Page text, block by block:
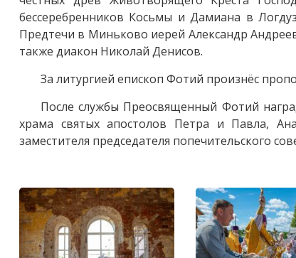
бессеребренников Косьмы и Дамиана в
Предтечи в Миньково иерей Александр
также диакон Николай Денисов.
За литургией епископ Фотий произнёс
После службы Преосвященный Фотий
храма святых апостолов Петра и Павла,
заместителя председателя попечительского